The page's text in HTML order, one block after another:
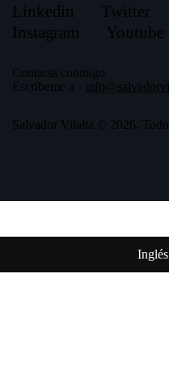
Linkedin Twitter
Instagram
Youtube
Contacta conmigo
Escríbeme a -
Salvador Vilalta © 2026.
Inglés